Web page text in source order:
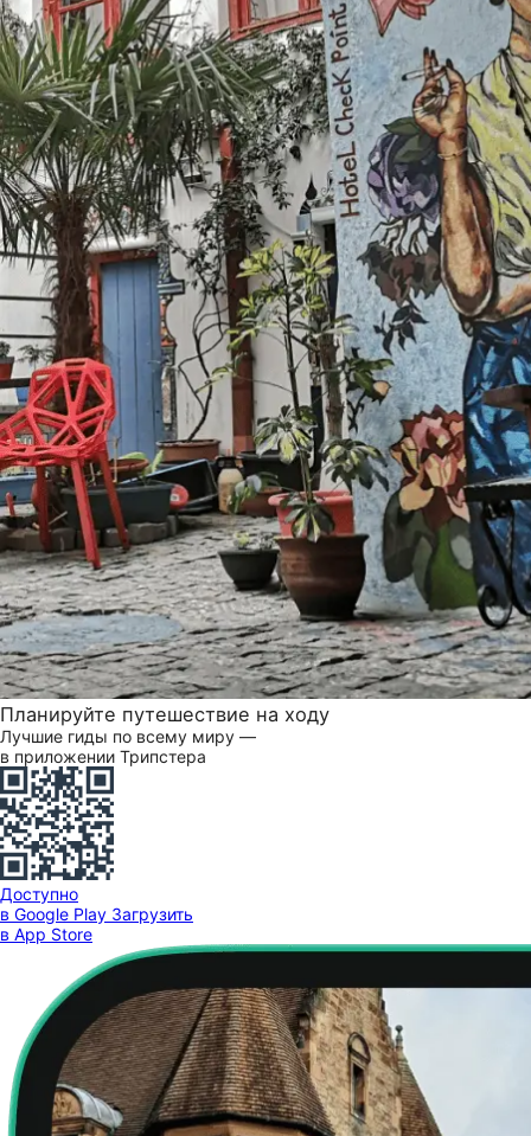
Планируйте путешествие на ходу
Лучшие гиды по всему миру —
в приложении Трипстера
Доступно
в Google Play Загрузить
в App Store